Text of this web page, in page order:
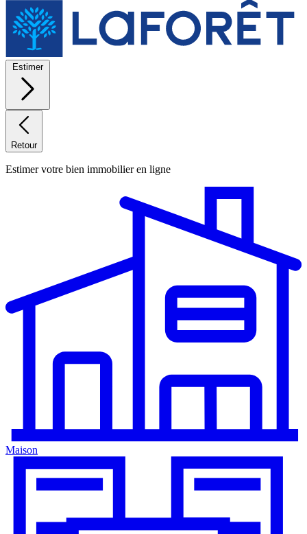
Estimer
Retour
Estimer votre bien immobilier en ligne
Maison